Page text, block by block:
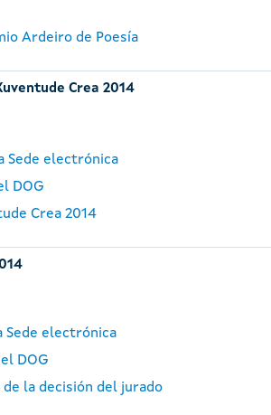
Ardeiro de Poesía
Crea 2014
Sede electrónica
DOG
Crea 2014
Sede electrónica
DOG
de la decisión del jurado